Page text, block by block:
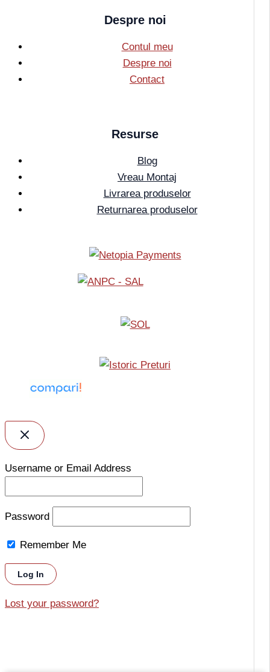
Despre noi
Contul meu
Despre noi
Contact
Resurse
Blog
Vreau Montaj
Livrarea produselor
Returnarea produselor
Username or Email Address
Password
Remember Me
Lost your password?